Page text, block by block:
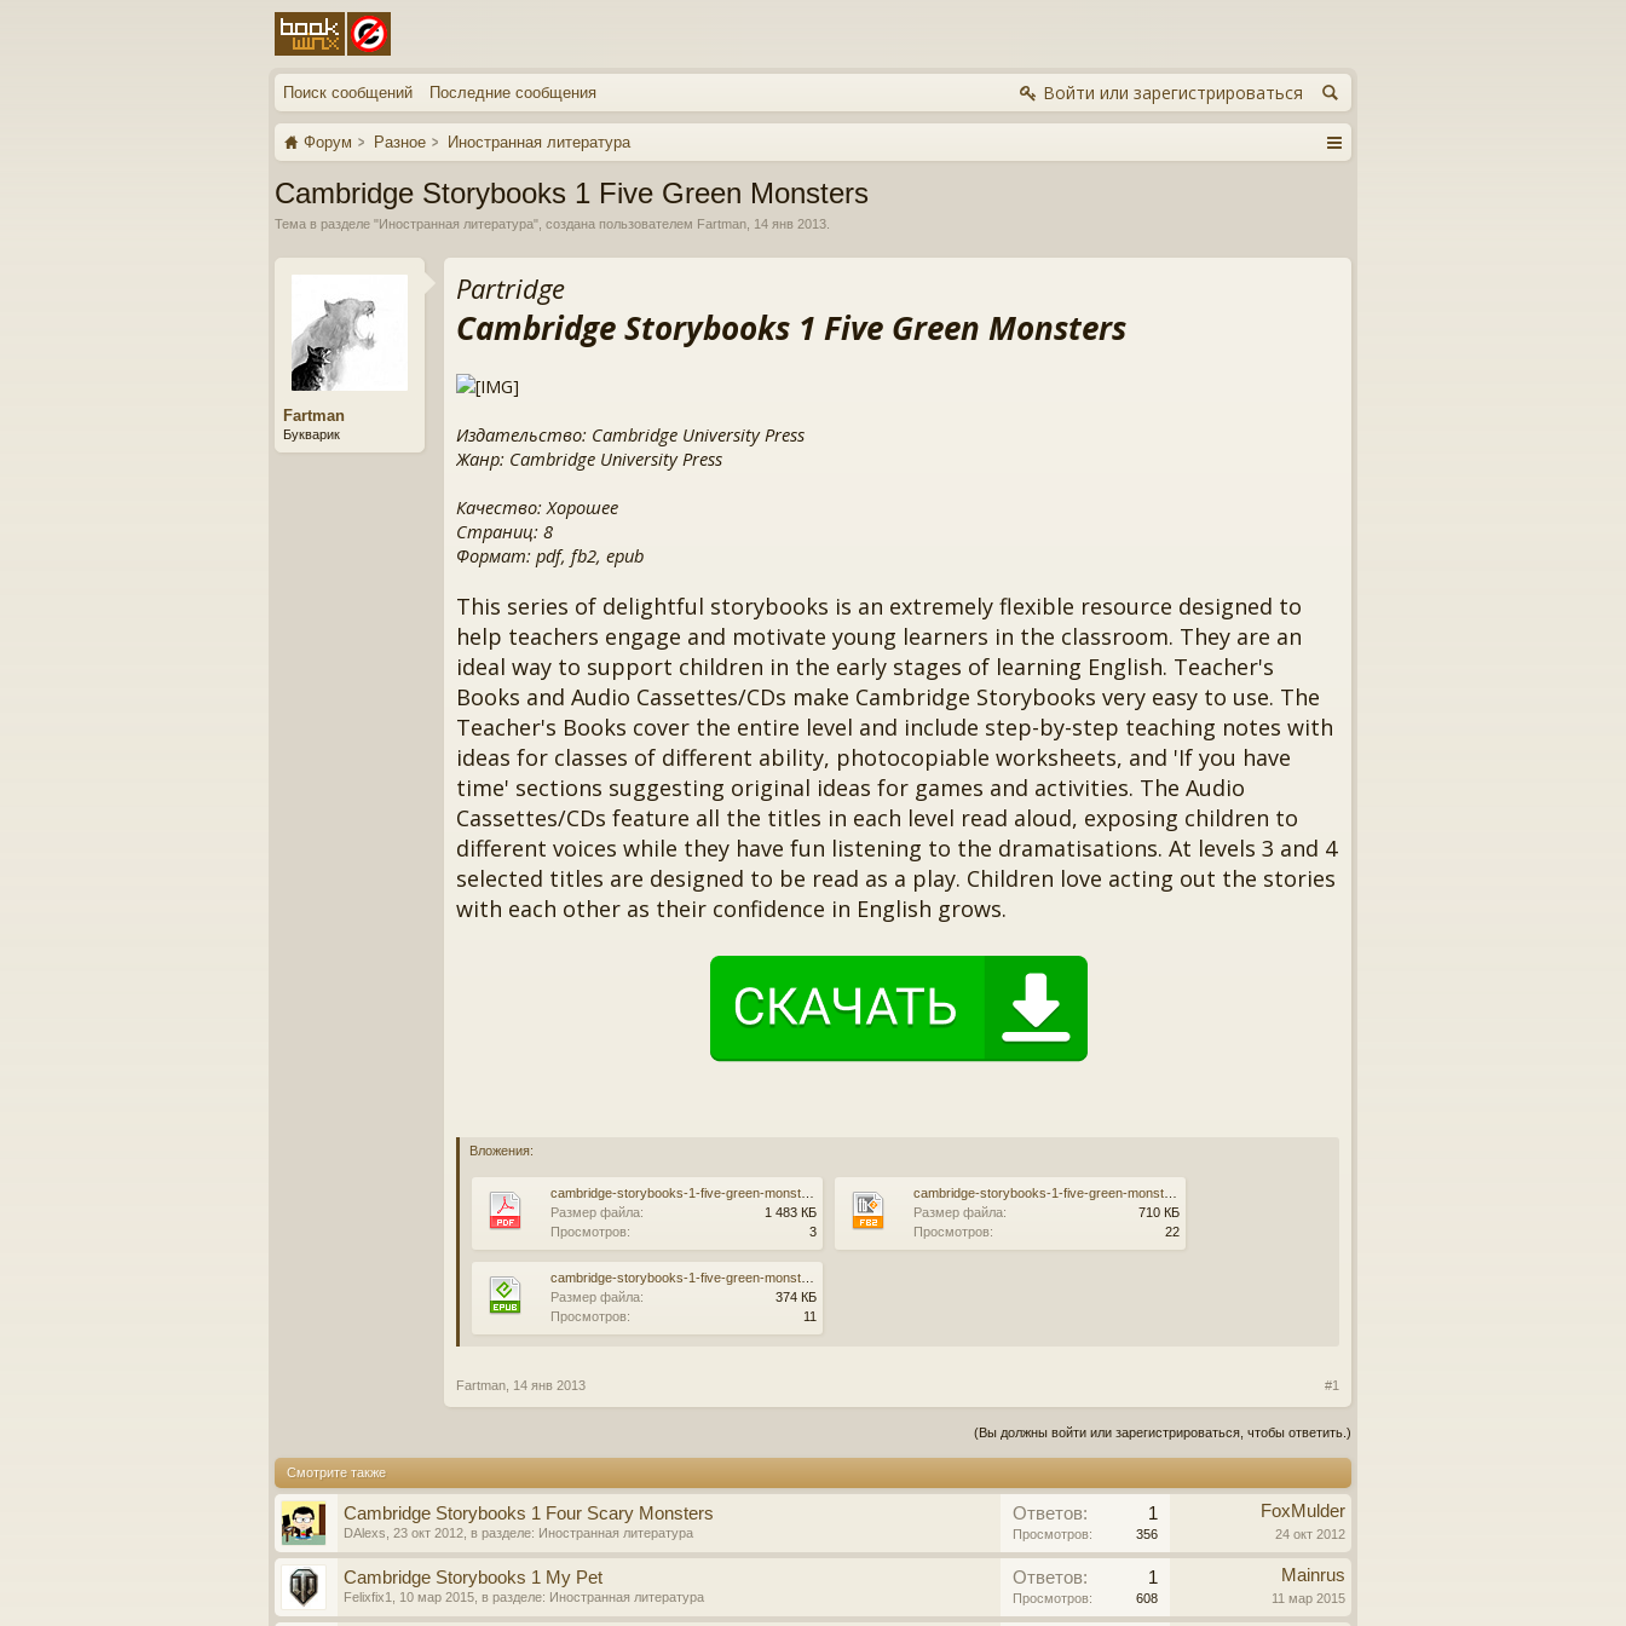
Поиск сообщений Последние сообщения Войти или зарегистрироваться
Форум Разное Иностранная литература
Cambridge Storybooks 1 Five Green Monsters
Тема в разделе "Иностранная литература", создана пользователем Fartman 14 янв 2013
Fartman
Букварик
Partridge
Cambridge Storybooks 1 Five Green Monsters
Издательство: Cambridge University Press
Жанр: Cambridge University Press
Качество: Хорошее
Страниц: 8
Формат: pdf, fb2, epub
This series of delightful storybooks is an extremely flexible resource designed to
help teachers engage and motivate young learners in the classroom. They are an
ideal way to support children in the early stages of learning English. Teacher's
Books and Audio Cassettes/CDs make Cambridge Storybooks very easy to use. The
Teacher's Books cover the entire level and include step-by-step teaching notes with
ideas for classes of different ability, photocopiable worksheets, and 'If you have
time' sections suggesting original ideas for games and activities. The Audio
Cassettes/CDs feature all the titles in each level read aloud, exposing children to
different voices while they have fun listening to the dramatisations. At levels 3 and 4
selected titles are designed to be read as a play. Children love acting out the stories
with each other as their confidence in English grows.
Вложения:
Размер файла:
1 483 КБ
Просмотров:
3
Размер файла:
710 КБ
Просмотров:
22
Размер файла:
374 КБ
Просмотров:
11
Fartman 14 янв 2013 #1
(Вы должны войти или зарегистрироваться, чтобы ответить.)
Смотрите также
Cambridge Storybooks 1 Four Scary Monsters
DAlexs 23 окт 2012 , в разделе: Иностранная литература
Ответов: 1
Просмотров: 356
FoxMulder
24 окт 2012
Cambridge Storybooks 1 My Pet
Felixfix1 10 мар 2015 , в разделе: Иностранная литература
Ответов: 1
Просмотров: 608
Mainrus
11 мар 2015